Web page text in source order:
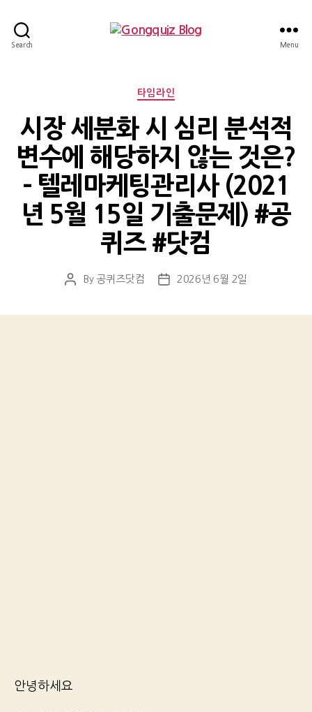
Search Menu
Categories
타임라인
시장 세분화 시 심리 분석적
변수에 해당하지 않는 것은?
– 텔레마케팅관리사 (2021
년 5월 15일 기출문제) #공
퀴즈 #닷컴
PostBy 공퀴즈닷컴
Post2026년 6월 2일
안녕하세요